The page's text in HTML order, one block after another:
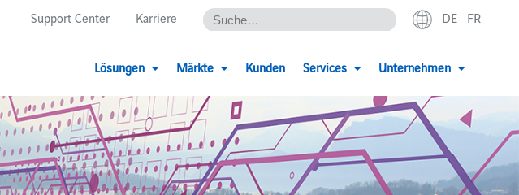
Support Center Karriere DE FR
Lösungen Märkte Kunden Services Unternehmen